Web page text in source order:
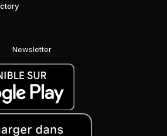
Newsletter